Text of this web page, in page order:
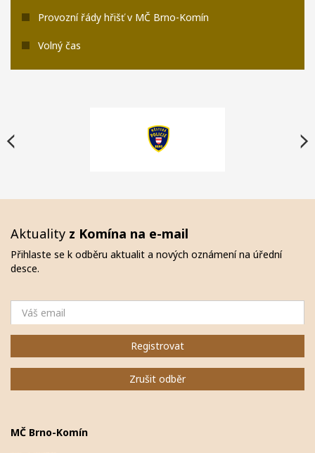
Provozní řády hřišť v MČ Brno-Komín
Volný čas
Aktuality z Komína na e-mail
Přihlaste se k odběru aktualit a nových oznámení na úřední
desce.
Registrovat
Zrušit odběr
MČ Brno-Komín